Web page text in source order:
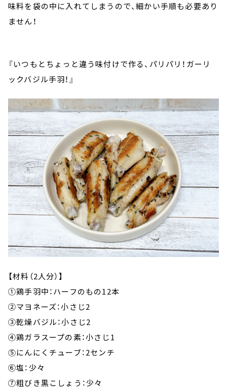
味料を袋の中に入れてしまうので、細かい手順も必要あり
ません！
『いつもとちょっと違う味付けで作る、パリパリ！ガーリ
ックバジル手羽！』
【材料（2人分）】
①鶏手羽中：ハーフのもの12本
②マヨネーズ：小さじ2
③乾燥バジル：小さじ2
④鶏ガラスープの素：小さじ1
⑤にんにくチューブ：2センチ
⑥塩：少々
⑦粗びき黒こしょう：少々